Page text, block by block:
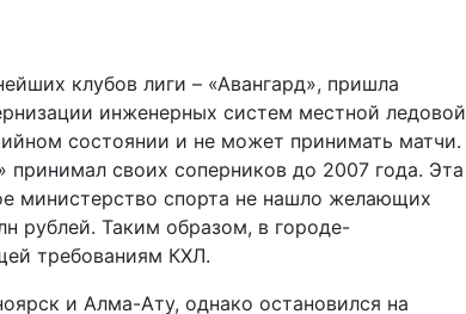
клубов лиги – «Авангард», пришла
инженерных систем местной ледовой
состоянии и не может принимать матчи.
принимал своих соперников до 2007 года. Эта
министерство спорта не нашло желающих
рублей. Таким образом, в городе-
требованиям КХЛ.
и Алма-Ату, однако остановился на